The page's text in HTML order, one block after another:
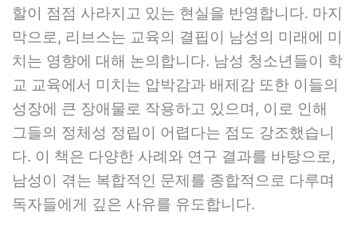
할이 점점 사라지고 있는 현실을 반영합니다. 마지
막으로, 리브스는 교육의 결핍이 남성의 미래에 미
치는 영향에 대해 논의합니다. 남성 청소년들이 학
교 교육에서 미치는 압박감과 배제감 또한 이들의
성장에 큰 장애물로 작용하고 있으며, 이로 인해
그들의 정체성 정립이 어렵다는 점도 강조했습니
다. 이 책은 다양한 사례와 연구 결과를 바탕으로,
남성이 겪는 복합적인 문제를 종합적으로 다루며
독자들에게 깊은 사유를 유도합니다.